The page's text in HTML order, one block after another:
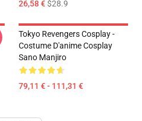
26,58 €$28.9
Tokyo Revengers Cosplay -
Costume D'anime Cosplay
Sano Manjiro
79,11 € - 111,31 €